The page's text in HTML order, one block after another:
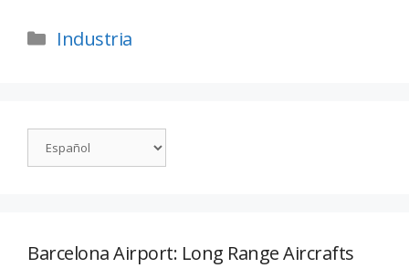
Industria
Barcelona Airport: Long Range Aircrafts